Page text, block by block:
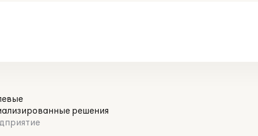
решения